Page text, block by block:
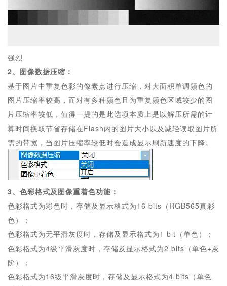
强烈
2、图像数据压缩：
基于图片中重复色彩的像素点进行压缩，对大面积单调颜色的
图片压缩率较高，而对有多种颜色且为重复颜色区域较少的图
片压缩率较低，值得一提的是此选项本质上是以解压所需的计
算时间换取节省存储在Flash内的图片大小以及减轻读取图片所
需的带宽，当图片压缩率较低时会造成显示刷新速度的下降。
3、色彩格式及图像重着色功能：
色彩格式为彩色时，存储及显示格式为16 bits（RGB565真彩
色）；
色彩格式为无平滑灰度时，存储及显示格式为1 bit（单色）；
色彩格式为4级平滑灰度时，存储及显示格式为2 bits（单色+灰
阶）；
色彩格式为16级平滑灰度时，存储及显示格式为4 bits（单色